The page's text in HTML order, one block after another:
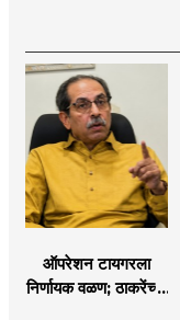
शिंदेंकडे जाण्याच्या चर्चा
सुरू
ऑपरेशन टायगरला
निर्णायक वळण; ठाकरेंच्या